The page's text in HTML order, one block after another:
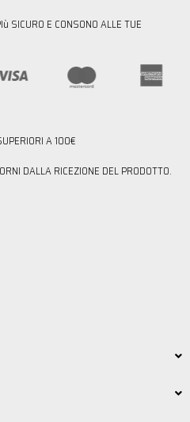
SICURO E CONSONO ALLE TUE
A 100€
DALLA RICEZIONE DEL PRODOTTO.